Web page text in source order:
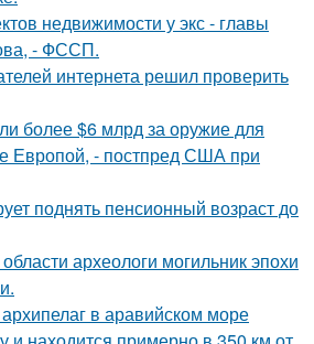
недвижимости у экс - главы
- ФССП.
интернета решил проверить
более $6 млрд за оружие для
Европой, - постпред США при
поднять пенсионный возраст до
археологи могильник эпохи
в аравийском море